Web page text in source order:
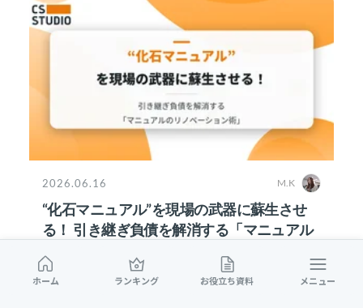
ホーム ランキング お役立ち資料 メニュー
2026.06.16 M.K
“化石マニュアル”を現場の武器に蘇生させ
る！ 引き継ぎ負債を解消する「マニュアル